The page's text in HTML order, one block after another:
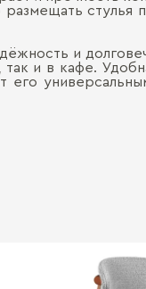
стулья
и
и в кафе.
его